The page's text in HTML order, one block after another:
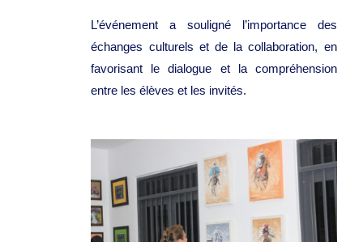
L’événement a souligné l’importance des
échanges culturels et de la collaboration, en
favorisant le dialogue et la compréhension
entre les élèves et les invités.